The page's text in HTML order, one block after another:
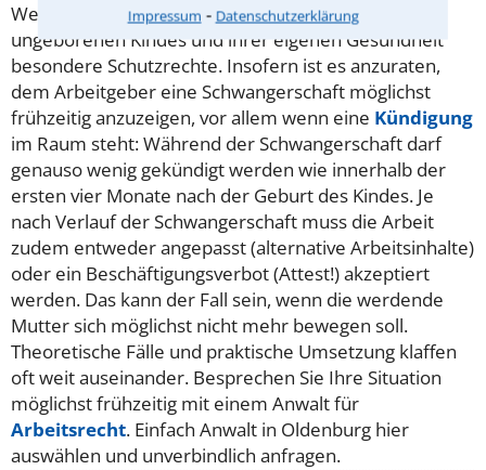
Impressum ⁃ Datenschutzerklärung
Werdende Mütter genießen zum Schutz des
ungeborenen Kindes und ihrer eigenen Gesundheit
besondere Schutzrechte. Insofern ist es anzuraten,
dem Arbeitgeber eine Schwangerschaft möglichst
frühzeitig anzuzeigen, vor allem wenn eine Kündigung
im Raum steht: Während der Schwangerschaft darf
genauso wenig gekündigt werden wie innerhalb der
ersten vier Monate nach der Geburt des Kindes. Je
nach Verlauf der Schwangerschaft muss die Arbeit
zudem entweder angepasst (alternative Arbeitsinhalte)
oder ein Beschäftigungsverbot (Attest!) akzeptiert
werden. Das kann der Fall sein, wenn die werdende
Mutter sich möglichst nicht mehr bewegen soll.
Theoretische Fälle und praktische Umsetzung klaffen
oft weit auseinander. Besprechen Sie Ihre Situation
möglichst frühzeitig mit einem Anwalt für
Arbeitsrecht. Einfach Anwalt in Oldenburg hier
auswählen und unverbindlich anfragen.